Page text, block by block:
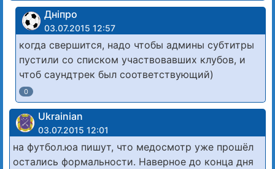
Дніпро
03.07.2015 12:57
когда свершится, надо чтобы админы субтитры
пустили со списком участвовавших клубов, и
чтоб саундтрек был соответствующий)
0
Ukrainian
03.07.2015 12:01
на футбол.юа пишут, что медосмотр уже прошёл
остались формальности. Наверное до конца дня